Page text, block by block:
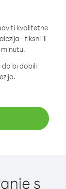
kvalitetne
- fiksni ili
minutu.
da bi dobili
s